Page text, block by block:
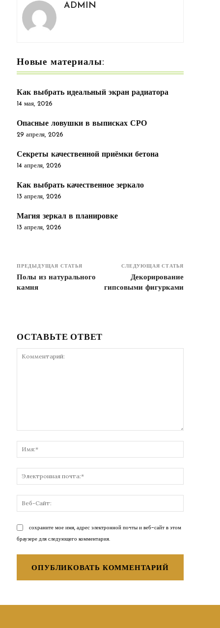
ADMIN
Новые материалы:
Как выбрать идеальный экран радиатора
14 мая, 2026
Опасные ловушки в выписках СРО
29 апреля, 2026
Секреты качественной приёмки бетона
14 апреля, 2026
Как выбрать качественное зеркало
13 апреля, 2026
Магия зеркал в планировке
13 апреля, 2026
ПРЕДЫДУЩАЯ СТАТЬЯ
Полы из натурального
камня
СЛЕДУЮЩАЯ СТАТЬЯ
Декорирование
гипсовыми фигурками
ОСТАВЬТЕ ОТВЕТ
почта:*
Сайт:
сохраните мое имя, адрес электронной почты и веб-сайт в этом
браузере для следующего комментария.